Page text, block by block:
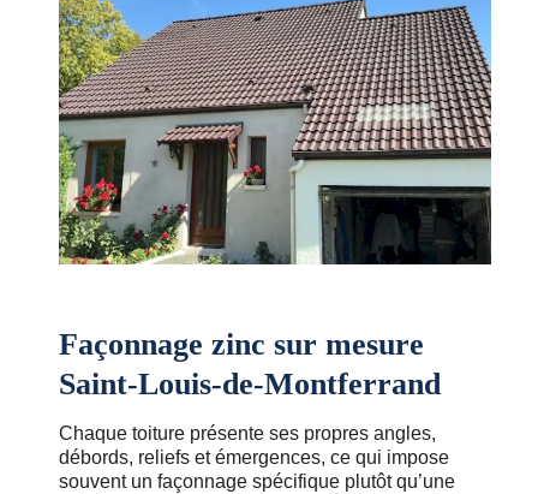
Façonnage zinc sur mesure
Saint-Louis-de-Montferrand
Chaque toiture présente ses propres angles,
débords, reliefs et émergences, ce qui impose
souvent un façonnage spécifique plutôt qu’une